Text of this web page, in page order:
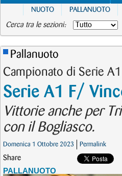
NUOTO PALLANUOTO
Cerca tra le sezioni:
Pallanuoto
Campionato di Serie
Serie A1 F/
Vittorie anche per
con il Bogliasco.
Domenica 1 Ottobre 2023 Permalink
Share
PALLANUOTO